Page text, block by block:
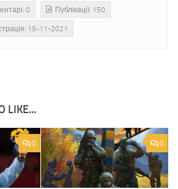
0 Публікації: 150
15-11-2021
LIKE...
0 0